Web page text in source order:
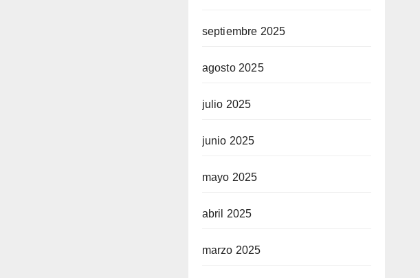
septiembre 2025
agosto 2025
julio 2025
junio 2025
mayo 2025
abril 2025
marzo 2025